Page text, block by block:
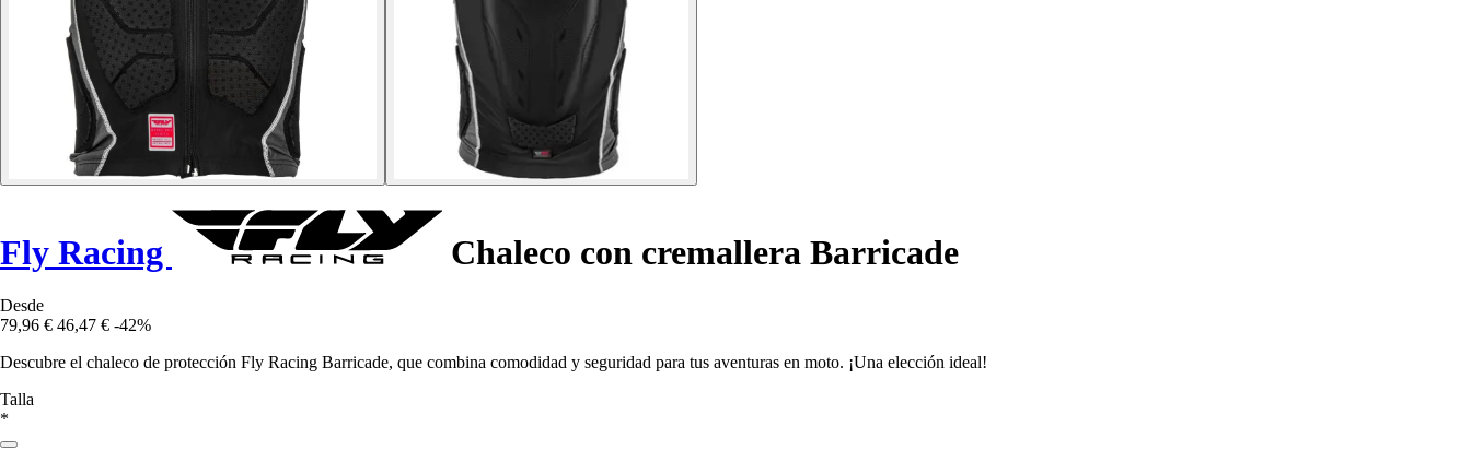
Fly Racing Chaleco con cremallera Barricade
Desde
79,96 € 46,47 € -42%
Descubre el chaleco de protección Fly Racing Barricade, que combina comodidad y seguridad para tus aventuras en moto. ¡Una elección ideal!
Talla
*